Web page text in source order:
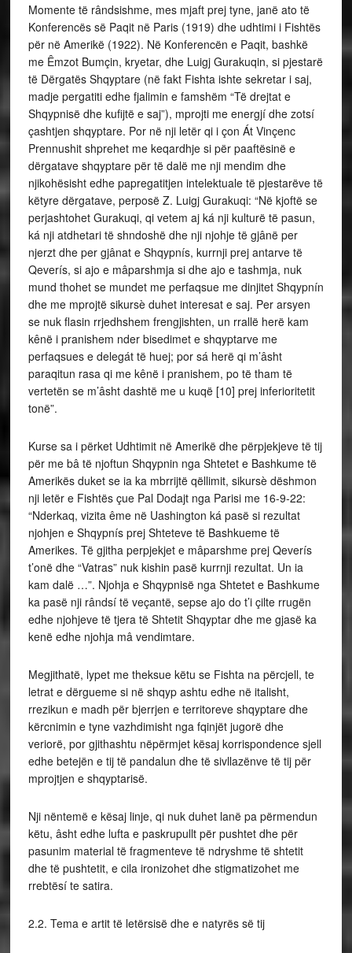
Momente të rândsishme, mes mjaft prej tyne, janë ato të
Konferencës së Paqit në Paris (1919) dhe udhtimi i Fishtës
për në Amerikë (1922). Në Konferencën e Paqit, bashkë
me Êmzot Bumçin, kryetar, dhe Luigj Gurakuqin, si pjestarë
të Dërgatës Shqyptare (në fakt Fishta ishte sekretar i saj,
madje pergatiti edhe fjalimin e famshëm “Të drejtat e
Shqypnisë dhe kufijtë e saj”), mprojti me energjí dhe zotsí
çashtjen shqyptare. Por në nji letër qi i çon Át Vinçenc
Prennushit shprehet me keqardhje si për paaftësinë e
dërgatave shqyptare për të dalë me nji mendim dhe
njikohësisht edhe papregatitjen intelektuale të pjestarëve të
këtyre dërgatave, perposë Z. Luigj Gurakuqi: “Në kjoftë se
perjashtohet Gurakuqi, qi vetem aj ká nji kulturë të pasun,
ká nji atdhetari të shndoshë dhe nji njohje të gjânë per
njerzt dhe per gjânat e Shqypnís, kurrnji prej antarve të
Qeverís, si ajo e mâparshmja si dhe ajo e tashmja, nuk
mund thohet se mundet me perfaqsue me dinjitet Shqypnín
dhe me mprojtë sikursè duhet interesat e saj. Per arsyen
se nuk flasin rrjedhshem frengjishten, un rrallë herë kam
kênë i pranishem nder bisedimet e shqyptarve me
perfaqsues e delegát të huej; por sá herë qi m’âsht
paraqitun rasa qi me kênë i pranishem, po të tham të
vertetën se m’âsht dashtë me u kuqë [10] prej inferioritetit
tonë”.
Kurse sa i përket Udhtimit në Amerikë dhe përpjekjeve të tij
për me bâ të njoftun Shqypnin nga Shtetet e Bashkume të
Amerikës duket se ia ka mbrrijtë qëllimit, sikursè dëshmon
nji letër e Fishtës çue Pal Dodajt nga Parisi me 16-9-22:
“Nderkaq, vizita ême në Uashington ká pasë si rezultat
njohjen e Shqypnís prej Shteteve të Bashkueme të
Amerikes. Të gjitha perpjekjet e mâparshme prej Qeverís
t’onë dhe “Vatras” nuk kishin pasë kurrnji rezultat. Un ia
kam dalë …”. Njohja e Shqypnisë nga Shtetet e Bashkume
ka pasë nji rândsí të veçantë, sepse ajo do t’i çilte rrugën
edhe njohjeve të tjera të Shtetit Shqyptar dhe me gjasë ka
kenë edhe njohja mâ vendimtare.
Megjithatë, lypet me theksue këtu se Fishta na përcjell, te
letrat e dërgueme si në shqyp ashtu edhe në italisht,
rrezikun e madh për bjerrjen e territoreve shqyptare dhe
kërcnimin e tyne vazhdimisht nga fqinjët jugorë dhe
veriorë, por gjithashtu nëpërmjet kësaj korrispondence sjell
edhe betejën e tij të pandalun dhe të sivllazënve të tij për
mprojtjen e shqyptarisë.
Nji nëntemë e kësaj linje, qi nuk duhet lanë pa përmendun
këtu, âsht edhe lufta e paskrupullt për pushtet dhe për
pasunim material të fragmenteve të ndryshme të shtetit
dhe të pushtetit, e cila ironizohet dhe stigmatizohet me
rrebtësí te satira.
2.2. Tema e artit të letërsisë dhe e natyrës së tij